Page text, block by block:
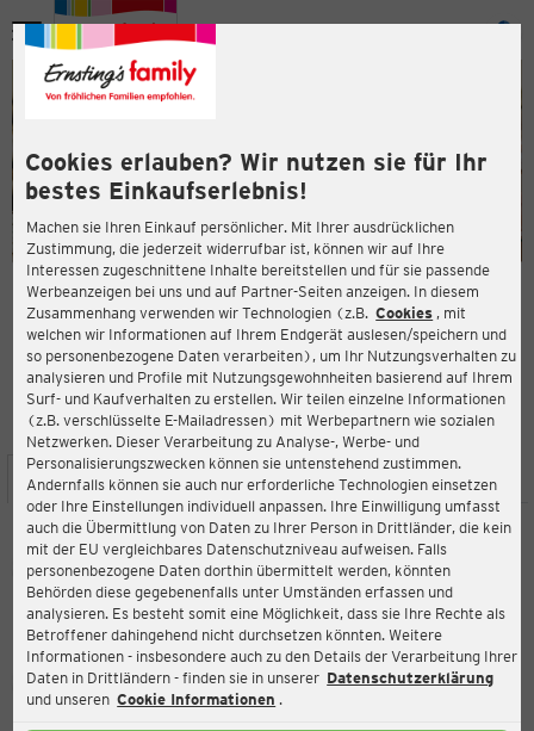
Cookies erlauben? Wir nutzen sie für Ihr
bestes Einkaufserlebnis!
Machen sie Ihren Einkauf persönlicher. Mit Ihrer ausdrücklichen
Zustimmung, die jederzeit widerrufbar ist, können wir auf Ihre
Interessen zugeschnittene Inhalte bereitstellen und für sie passende
Werbeanzeigen bei uns und auf Partner-Seiten anzeigen. In diesem
Zusammenhang verwenden wir Technologien (z.B. Cookies , mit
welchen wir Informationen auf Ihrem Endgerät auslesen/speichern und
so personenbezogene Daten verarbeiten), um Ihr Nutzungsverhalten zu
analysieren und Profile mit Nutzungsgewohnheiten basierend auf Ihrem
Surf- und Kaufverhalten zu erstellen. Wir teilen einzelne Informationen
(z.B. verschlüsselte E-Mailadressen) mit Werbepartnern wie sozialen
Netzwerken. Dieser Verarbeitung zu Analyse-, Werbe- und
Personalisierungszwecken können sie untenstehend zustimmen.
Andernfalls können sie auch nur erforderliche Technologien einsetzen
oder Ihre Einstellungen individuell anpassen. Ihre Einwilligung umfasst
auch die Übermittlung von Daten zu Ihrer Person in Drittländer, die kein
mit der EU vergleichbares Datenschutzniveau aufweisen. Falls
personenbezogene Daten dorthin übermittelt werden, könnten
Behörden diese gegebenenfalls unter Umständen erfassen und
analysieren. Es besteht somit eine Möglichkeit, dass sie Ihre Rechte als
Betroffener dahingehend nicht durchsetzen könnten. Weitere
Informationen - insbesondere auch zu den Details der Verarbeitung Ihrer
Daten in Drittländern - finden sie in unserer Datenschutzerklärung
und unseren Cookie Informationen .
Menü
ERNSTING'S FAMILY FILIALE
Bongardstraße 1-3
40699 Erkrath
3,9
Bewertung:
STANDORT SERVICES SORTIMENT AKTIONEN
Ernsting's family
Bongardstraße 1-3, 40699 Erkrath
Aktuell:
Geöffnet